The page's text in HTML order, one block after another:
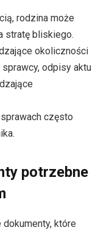
rodzina może
stratę bliskiego.
okoliczności
odpisy aktu
często
potrzebne
które